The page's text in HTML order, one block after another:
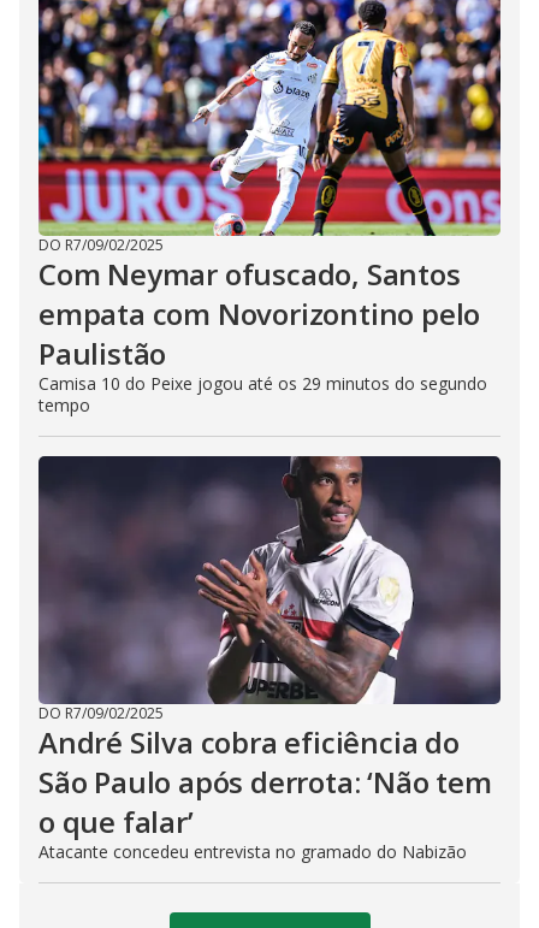
DO R7/09/02/2025
Com Neymar ofuscado, Santos
empata com Novorizontino pelo
Paulistão
Camisa 10 do Peixe jogou até os 29 minutos do segundo
tempo
DO R7/09/02/2025
André Silva cobra eficiência do
São Paulo após derrota: ‘Não tem
o que falar’
Atacante concedeu entrevista no gramado do Nabizão